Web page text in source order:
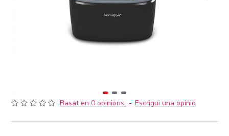
Basat en 0 opinions. - Escrigui una opinió